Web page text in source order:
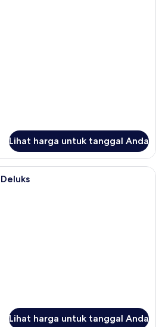
Lihat harga untuk tanggal Anda
Kamar Double atau Twin Deluks |
Lihat harga untuk tanggal Anda